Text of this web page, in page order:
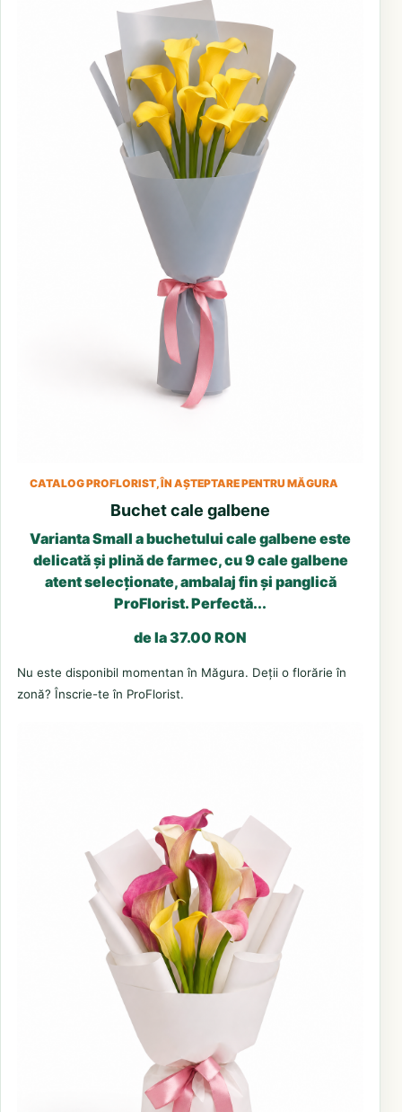
CATALOG PROFLORIST, ÎN AȘTEPTARE PENTRU MĂGURA
Buchet cale galbene
Varianta Small a buchetului cale galbene este
delicată și plină de farmec, cu 9 cale galbene
atent selecționate, ambalaj fin și panglică
ProFlorist. Perfectă...
de la 37.00 RON
Nu este disponibil momentan în Măgura. Deții o florărie în
zonă? Înscrie-te în ProFlorist.